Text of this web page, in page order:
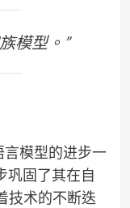
模型。”
言模型的进步一
巩固了其在自
技术的不断迭